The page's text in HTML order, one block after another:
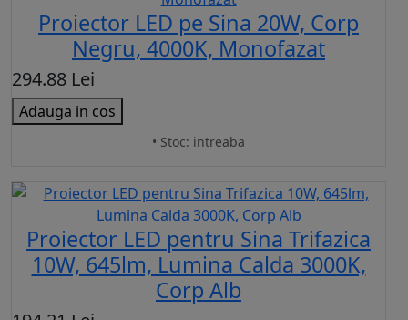
Proiector LED pe Sina 20W, Corp
Negru, 4000K, Monofazat
294.88 Lei
Adauga in cos
• Stoc: intreaba
Proiector LED pentru Sina Trifazica
10W, 645lm, Lumina Calda 3000K,
Corp Alb